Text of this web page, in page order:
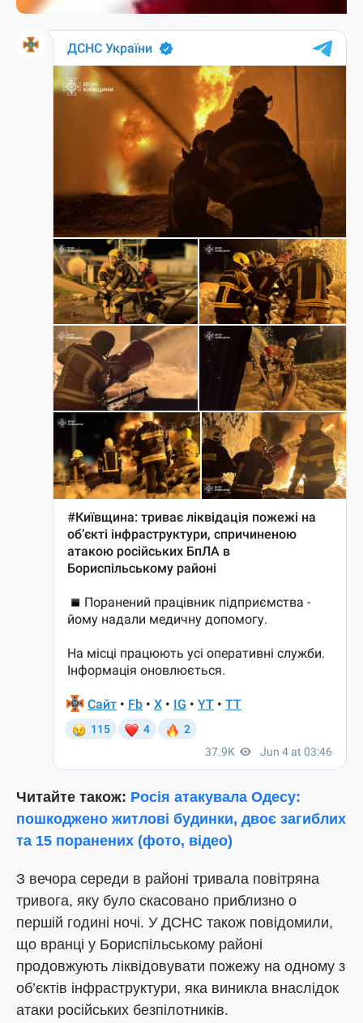
Читайте також: Росія атакувала Одесу:
пошкоджено житлові будинки, двоє загиблих
та 15 поранених (фото, відео)
З вечора середи в районі тривала повітряна
тривога, яку було скасовано приблизно о
першій годині ночі. У ДСНС також повідомили,
що вранці у Бориспільському районі
продовжують ліквідовувати пожежу на одному з
об’єктів інфраструктури, яка виникла внаслідок
атаки російських безпілотників.